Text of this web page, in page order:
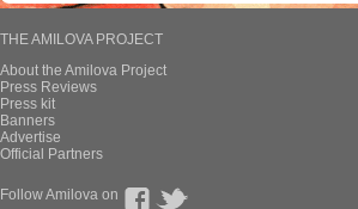
THE AMILOVA PROJECT
About the Amilova Project
Press Reviews
Press kit
Banners
Advertise
Official Partners
Follow Amilova on